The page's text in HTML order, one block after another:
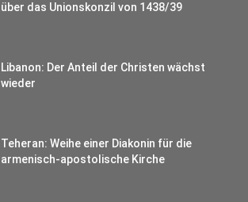
über das Unionskonzil von 1438/39
Libanon: Der Anteil der Christen wächst
wieder
Teheran: Weihe einer Diakonin für die
armenisch-apostolische Kirche